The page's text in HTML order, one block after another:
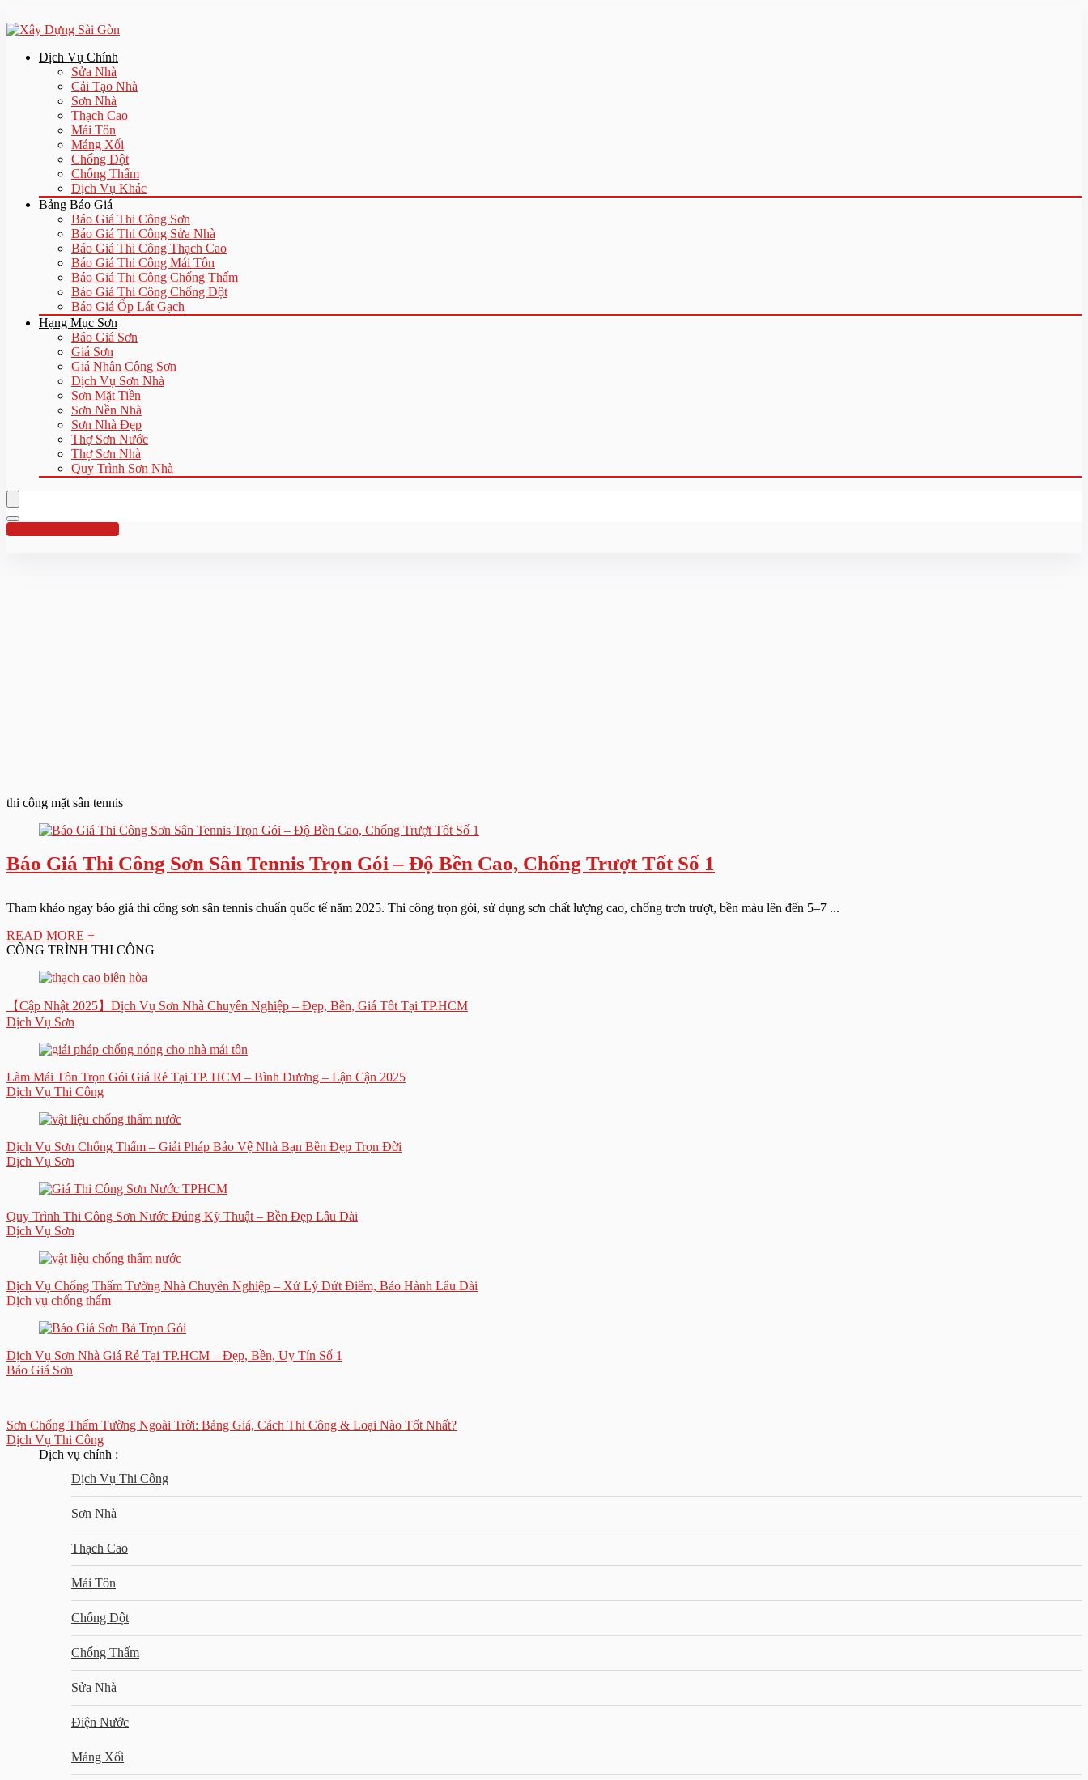
Dịch Vụ Chính
Sửa Nhà
Cải Tạo Nhà
Sơn Nhà
Thạch Cao
Mái Tôn
Máng Xối
Chống Dột
Chống Thấm
Dịch Vụ Khác
Bảng Báo Giá
Báo Giá Thi Công Sơn
Báo Giá Thi Công Sửa Nhà
Báo Giá Thi Công Thạch Cao
Báo Giá Thi Công Mái Tôn
Báo Giá Thi Công Chống Thấm
Báo Giá Thi Công Chống Dột
Báo Giá Ốp Lát Gạch
Hạng Mục Sơn
Báo Giá Sơn
Giá Sơn
Giá Nhân Công Sơn
Dịch Vụ Sơn Nhà
Sơn Mặt Tiền
Sơn Nền Nhà
Sơn Nhà Đẹp
Thợ Sơn Nước
Thợ Sơn Nhà
Quy Trình Sơn Nhà
Hotline:0961 894 472
thi công mặt sân tennis
Báo Giá Thi Công Sơn Sân Tennis Trọn Gói – Độ Bền Cao, Chống Trượt Tốt Số 1
Tham khảo ngay báo giá thi công sơn sân tennis chuẩn quốc tế năm 2025. Thi công trọn gói, sử dụng sơn chất lượng cao, chống trơn trượt, bền màu lên đến 5–7 ...
READ MORE +
CÔNG TRÌNH THI CÔNG
【Cập Nhật 2025】Dịch Vụ Sơn Nhà Chuyên Nghiệp – Đẹp, Bền, Giá Tốt Tại TP.HCM
Dịch Vụ Sơn
Làm Mái Tôn Trọn Gói Giá Rẻ Tại TP. HCM – Bình Dương – Lận Cận 2025
Dịch Vụ Thi Công
Dịch Vụ Sơn Chống Thấm – Giải Pháp Bảo Vệ Nhà Bạn Bền Đẹp Trọn Đời
Dịch Vụ Sơn
Quy Trình Thi Công Sơn Nước Đúng Kỹ Thuật – Bền Đẹp Lâu Dài
Dịch Vụ Sơn
Dịch Vụ Chống Thấm Tường Nhà Chuyên Nghiệp – Xử Lý Dứt Điểm, Bảo Hành Lâu Dài
Dịch vụ chống thấm
Dịch Vụ Sơn Nhà Giá Rẻ Tại TP.HCM – Đẹp, Bền, Uy Tín Số 1
Báo Giá Sơn
Sơn Chống Thấm Tường Ngoài Trời: Bảng Giá, Cách Thi Công & Loại Nào Tốt Nhất?
Dịch Vụ Thi Công
Dịch vụ chính :
Dịch Vụ Thi Công
Sơn Nhà
Thạch Cao
Mái Tôn
Chống Dột
Chống Thấm
Sửa Nhà
Điện Nước
Máng Xối